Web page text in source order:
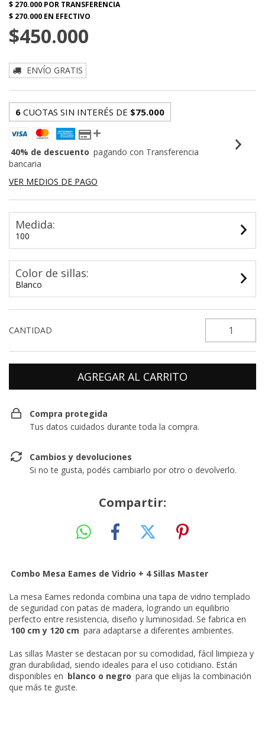
$450.000
ENVÍO GRATIS
6 CUOTAS SIN INTERÉS DE $75.000
40% de descuento pagando con Transferencia
bancaria
VER MEDIOS DE PAGO
Medida:
100
Color de sillas:
Blanco
CANTIDAD
Compra protegida
Tus datos cuidados durante toda la compra.
Cambios y devoluciones
Si no te gusta, podés cambiarlo por otro o devolverlo.
Compartir:
Combo Mesa Eames de Vidrio + 4 Sillas Master
La mesa Eames redonda combina una tapa de vidrio templado
de seguridad con patas de madera, logrando un equilibrio
perfecto entre resistencia, diseño y luminosidad. Se fabrica en
100 cm y 120 cm para adaptarse a diferentes ambientes.
Las sillas Master se destacan por su comodidad, fácil limpieza y
gran durabilidad, siendo ideales para el uso cotidiano. Están
disponibles en blanco o negro para que elijas la combinación
que más te guste.